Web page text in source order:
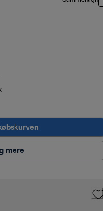
mere